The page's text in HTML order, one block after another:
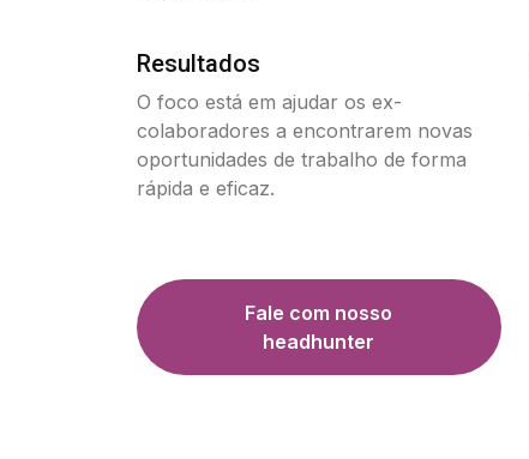
Resultados
O foco está em ajudar os ex-
colaboradores a encontrarem novas
oportunidades de trabalho de forma
rápida e eficaz.
Fale com nosso
headhunter